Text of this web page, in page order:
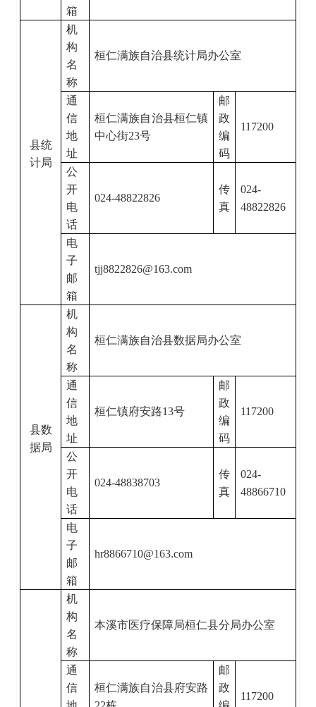
箱
县统
计局
机
构
名
称
桓仁满族自治县统计局办公室
通
信
地
址
桓仁满族自治县桓仁镇
中心街23号
邮
政
编
码
117200
公
开
电
话
024-48822826
传
真
024-
48822826
电
子
邮
箱
tjj8822826@163.com
县数
据局
机
构
名
称
桓仁满族自治县数据局办公室
通
信
地
址
桓仁镇府安路13号
邮
政
编
码
117200
公
开
电
话
024-48838703
传
真
024-
48866710
电
子
邮
箱
hr8866710@163.com
机
构
名
称
本溪市医疗保障局桓仁县分局办公室
通
信
桓仁满族自治县府安路
邮
政
117200